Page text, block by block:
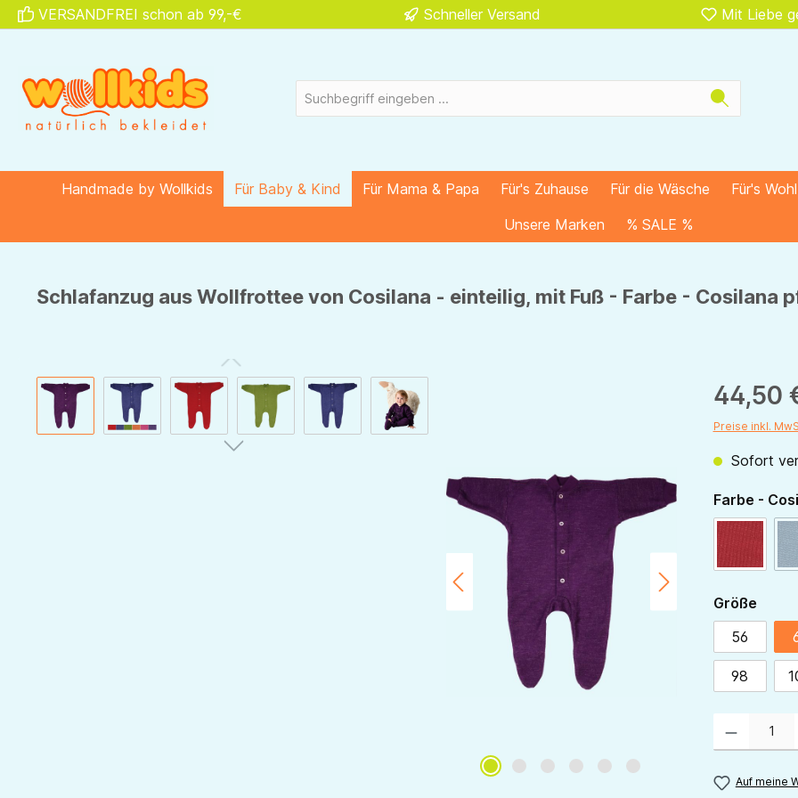
Zur Hauptnavigation springen
VERSANDFREI schon ab 99,-€ Schneller Versand Mit Liebe
Handmade by Wollkids Für Baby & Kind Für Mama & Papa Für's Zuhause Für die Wäsche Für's
Unsere Marken
% SALE %
Schlafanzug aus Wollfrottee von Cosilana - einteilig, mit Fuß - Farbe - Cosilana
Bildergalerie überspringen 44,50
Preise inkl.
Sofort
Farbe -
Größe
56
98
Auf meine